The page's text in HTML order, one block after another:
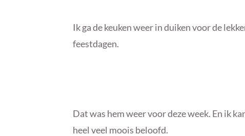
Ik ga de keuken weer in duiken voor de
feestdagen.
Dat was hem weer voor deze week. En ik
heel veel moois beloofd.